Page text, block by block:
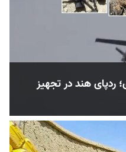
ردپای هند در تجهیز